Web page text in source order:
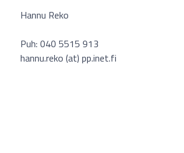
Hannu Reko
Puh: 040 5515 913
hannu.reko (at) pp.inet.fi